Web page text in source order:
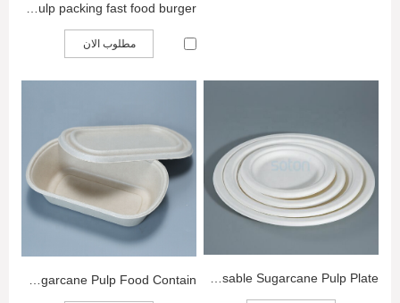
sugarcane clamshell pulp packing fast food burger ...
مطلوب الان